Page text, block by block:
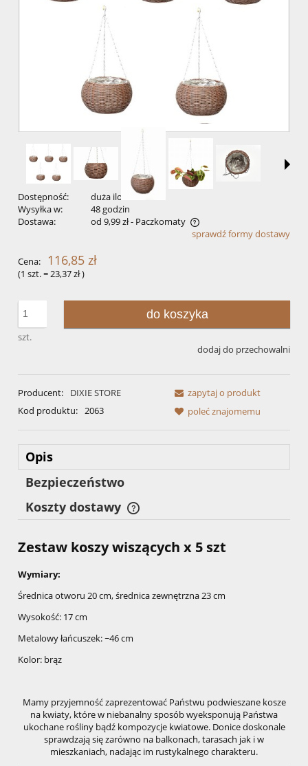
Dostępność:
duża ilość
Wysyłka w:
48 godzin
Dostawa:
od 9,99 zł- Paczkomaty
Cena nie zawiera ewentualnych kosztów płatnościsprawdź formy dostawy
Cena: 116,85 zł
(1 szt.=23,37 zł)
szt.
do koszyka
dodaj do przechowalni
Producent:
DIXIE STORE
Kod produktu: 2063
zapytaj o produkt
poleć znajomemu
Opis
Bezpieczeństwo
Koszty dostawy
Cena nie zawiera ewentualnych kosztów płatności
Zestaw koszy wiszących x 5 szt
Wymiary:
Średnica otworu 20 cm, średnica zewnętrzna 23 cm
Wysokość: 17 cm
Metalowy łańcuszek: ~46 cm
Kolor: brąz
Mamy przyjemność zaprezentować Państwu podwieszane kosze
na kwiaty, które w niebanalny sposób wyeksponują Państwa
ukochane rośliny bądź kompozycje kwiatowe. Donice doskonale
sprawdzają się zarówno na balkonach, tarasach jak i w
mieszkaniach, nadając im rustykalnego charakteru.